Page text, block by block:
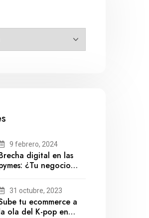
9 febrero, 2024
digital en las
¿Tu negocio
31 octubre, 2023
tu ecommerce a
ola del K-pop en